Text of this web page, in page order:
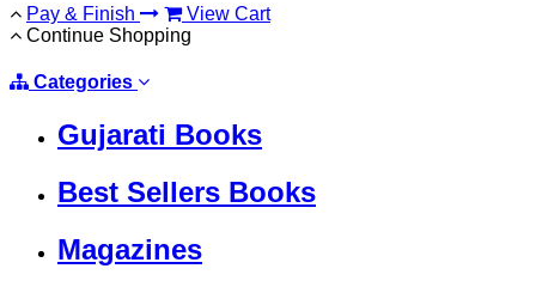
Pay & Finish
View Cart
Continue Shopping
Categories
Gujarati Books
Best Sellers Books
Magazines